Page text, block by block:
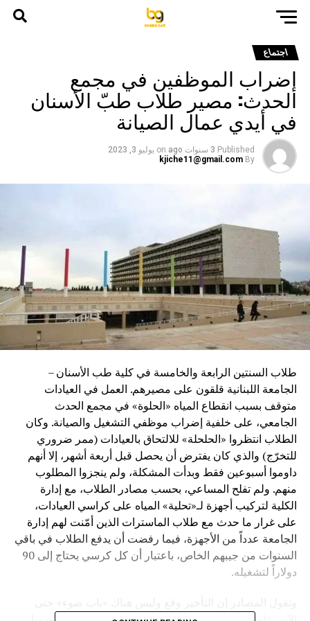
اجتماع
إضراب الموظفين في مجمع
الحدث: مصير طلاب طبّ الأسنان
في أيدي عمال الصيانة
Published 3 سنوات ago on يوليو 3, 2023
By
kjiche11@gmail.com
طلاب السنتين الرابعة والخامسة في كلية طب الأسنان –
الجامعة اللبنانية قلقون على مصيرهم. العمل في العيادات
متوقف بسبب انقطاع المياه «الحلوة» في مجمع الحدث
الجامعي، على خلفية إضراب موظفي التشغيل والصيانة. وكان
الطلاب انتظروا «الحلحلة» للالتحاق بالعيادات (ممر ضروري
للتخرّج) والذي كان يفترض أن يحصل قبل أربعة أشهر، إلا أنهم
داوموا أسبوعين فقط وبدأت المشكلة، ولم ينجزوا المطلوب
منهم. ولم تفلح المساعي، بحسب مصادر الطلاب، مع إدارة
الكلية لتركيب أجهزة لـ«تحلية» المياه على كراسي العيادات،
على غرار ما حدث مع طلاب الماسترات الذين أمّنت لهم إدارة
الجامعة عدداً من الأجهزة، فيما رفضت أن يدفع الطلاب في باقي
السنوات من جيبهم الخاص، باعتبار أن كل كرسي يحتاج إلى 90
دولاراً لتشغيله.